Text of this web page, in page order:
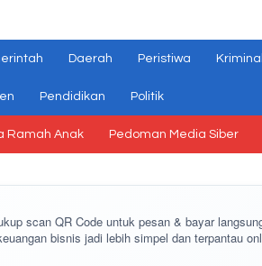
Daerah Peristiwa Kriminal
Pendidikan Politik
Ramah Anak Pedoman Media Siber
scan QR Code untuk pesan & bayar
bisnis jadi lebih simpel dan terpantau